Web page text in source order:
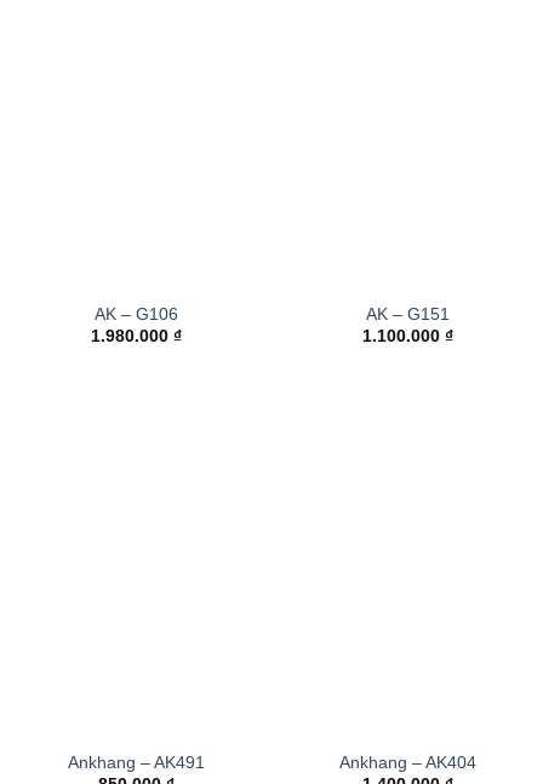
AK – G106
1.980.000 ₫
AK – G151
1.100.000 ₫
Ankhang – AK491
Ankhang – AK404